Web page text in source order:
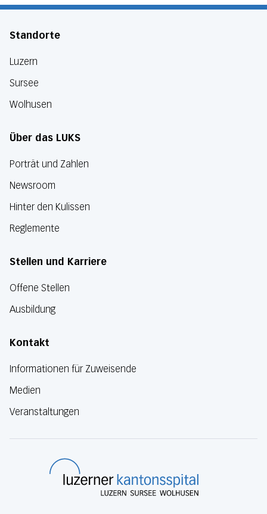
Standorte
Luzern
Sursee
Wolhusen
Über das LUKS
Porträt und Zahlen
Newsroom
Hinter den Kulissen
Reglemente
Stellen und Karriere
Offene Stellen
Ausbildung
Kontakt
Informationen für Zuweisende
Medien
Veranstaltungen